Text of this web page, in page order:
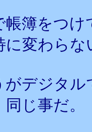
帳簿をつ
変わらな
がデジタ
じ事だ。